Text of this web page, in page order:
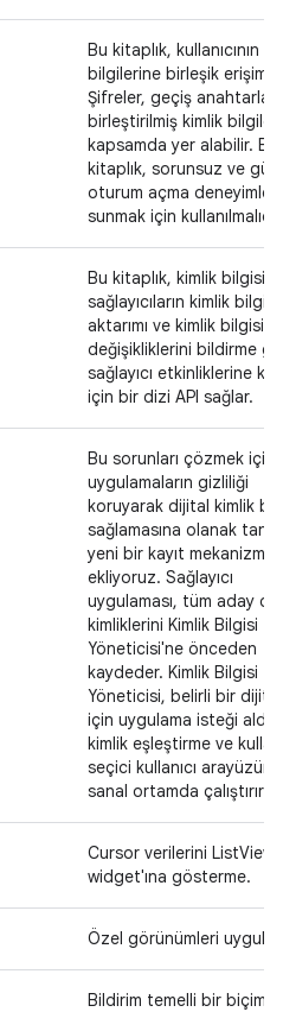
Bu kitaplık, kullanıcının
bilgilerine birleşik erişim
Şifreler, geçiş
birleştirilmiş kimlik
kapsamda yer alabilir. Bu
kitaplık, sorunsuz ve
oturum açma deneyimleri
sunmak için
Bu kitaplık, kimlik bilgisi
sağlayıcıların kimlik bilgisi
aktarımı ve kimlik bilgisi
değişikliklerini bildirme
sağlayıcı etkinliklerine
için bir dizi API sağlar.
Bu sorunları çözmek için,
uygulamaların gizliliği
koruyarak dijital kimlik
sağlamasına olanak
yeni bir kayıt
ekliyoruz. Sağlayıcı
uygulaması, tüm aday
kimliklerini Kimlik Bilgisi
Yöneticisi'ne önceden
kaydeder. Kimlik Bilgisi
Yöneticisi, belirli bir
için uygulama isteği
kimlik eşleştirme ve
seçici kullanıcı
sanal ortamda çalıştırır.
Cursor verilerini ListView
widget'ına gösterme.
Özel görünümleri
Bildirim temelli bir biçim